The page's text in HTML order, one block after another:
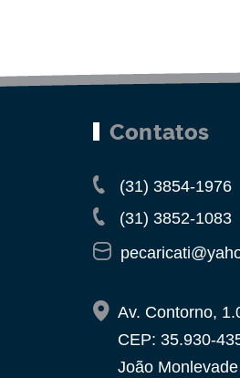
Contatos
(31) 3854-1976
(31) 3852-1083
Av. Contorno,
CEP: 35.930-
João